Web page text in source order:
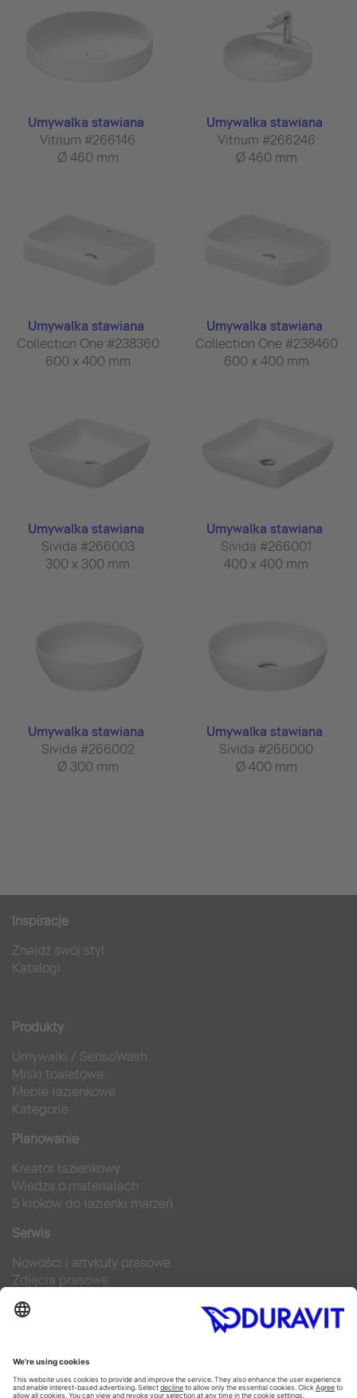
Umywalka stawiana
Vitrium #266146
Ø 460 mm
Umywalka stawiana
Vitrium #266246
Ø 460 mm
Umywalka stawiana
Collection One #238360
600 x 400 mm
Umywalka stawiana
Collection One #238460
600 x 400 mm
Umywalka stawiana
Sivida #266003
300 x 300 mm
Umywalka stawiana
Sivida #266001
400 x 400 mm
Umywalka stawiana
Sivida #266002
Ø 300 mm
Umywalka stawiana
Sivida #266000
Ø 400 mm
Inspiracje
Znajdź swój styl
Katalogi
Produkty
Umywalki / SensoWash
Miski toaletowe
Meble łazienkowe
Kategorie
Planowanie
Kreator łazienkowy
Wiedza o materiałach
5 kroków do łazienki marzeń
Serwis
Nowości i artykuły prasowe
Zdjęcia prasowe
Firma Duravit
Kontakt